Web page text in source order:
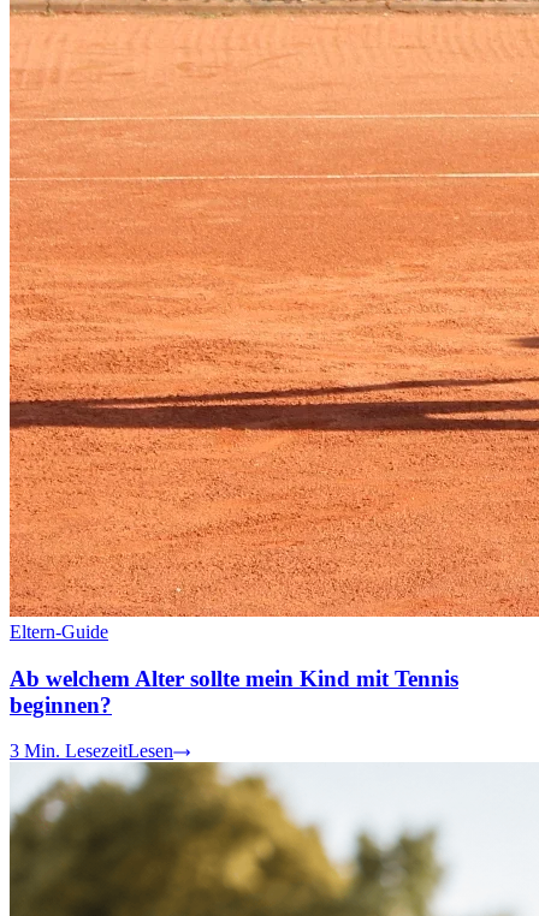
Eltern-Guide
Ab welchem Alter sollte mein Kind mit Tennis
beginnen?
3 Min. LesezeitLesen